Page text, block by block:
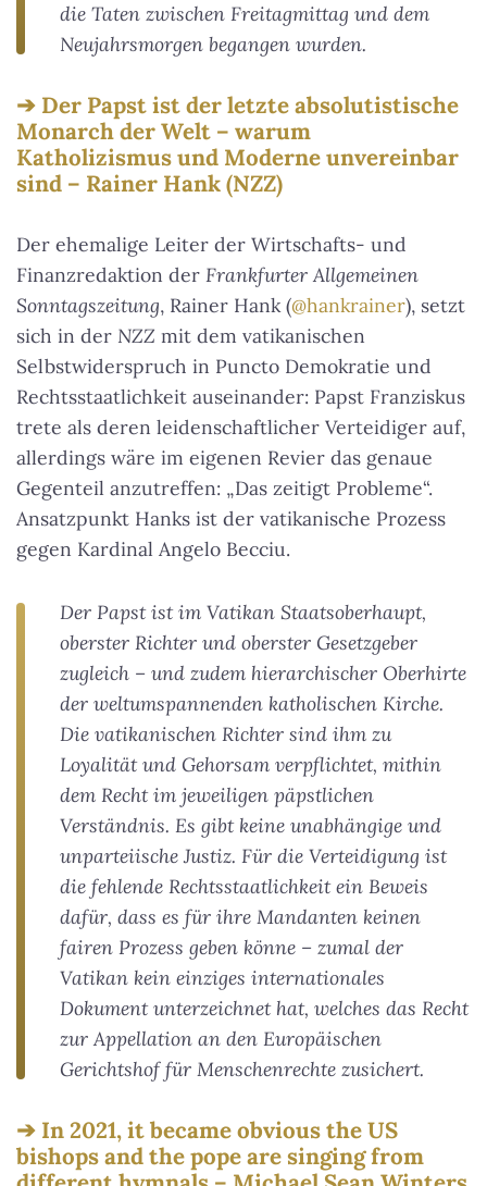
die Taten zwischen Freitagmittag und dem
Neujahrsmorgen begangen wurden.
Der Papst ist der letzte absolutistische
Monarch der Welt – warum
Katholizismus und Moderne unvereinbar
sind – Rainer Hank (NZZ)
Der ehemalige Leiter der Wirtschafts- und
Finanzredaktion der Frankfurter Allgemeinen
Sonntagszeitung, Rainer Hank (@hankrainer), setzt
sich in der NZZ mit dem vatikanischen
Selbstwiderspruch in Puncto Demokratie und
Rechtsstaatlichkeit auseinander: Papst Franziskus
trete als deren leidenschaftlicher Verteidiger auf,
allerdings wäre im eigenen Revier das genaue
Gegenteil anzutreffen: „Das zeitigt Probleme“.
Ansatzpunkt Hanks ist der vatikanische Prozess
gegen Kardinal Angelo Becciu.
Der Papst ist im Vatikan Staatsoberhaupt,
oberster Richter und oberster Gesetzgeber
zugleich – und zudem hierarchischer Oberhirte
der weltumspannenden katholischen Kirche.
Die vatikanischen Richter sind ihm zu
Loyalität und Gehorsam verpflichtet, mithin
dem Recht im jeweiligen päpstlichen
Verständnis. Es gibt keine unabhängige und
unparteiische Justiz. Für die Verteidigung ist
die fehlende Rechtsstaatlichkeit ein Beweis
dafür, dass es für ihre Mandanten keinen
fairen Prozess geben könne – zumal der
Vatikan kein einziges internationales
Dokument unterzeichnet hat, welches das Recht
zur Appellation an den Europäischen
Gerichtshof für Menschenrechte zusichert.
In 2021, it became obvious the US
bishops and the pope are singing from